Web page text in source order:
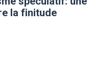
la finitude